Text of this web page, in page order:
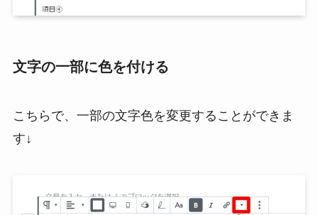
文字の一部に色を付ける
こちらで、一部の文字色を変更することができま
す↓